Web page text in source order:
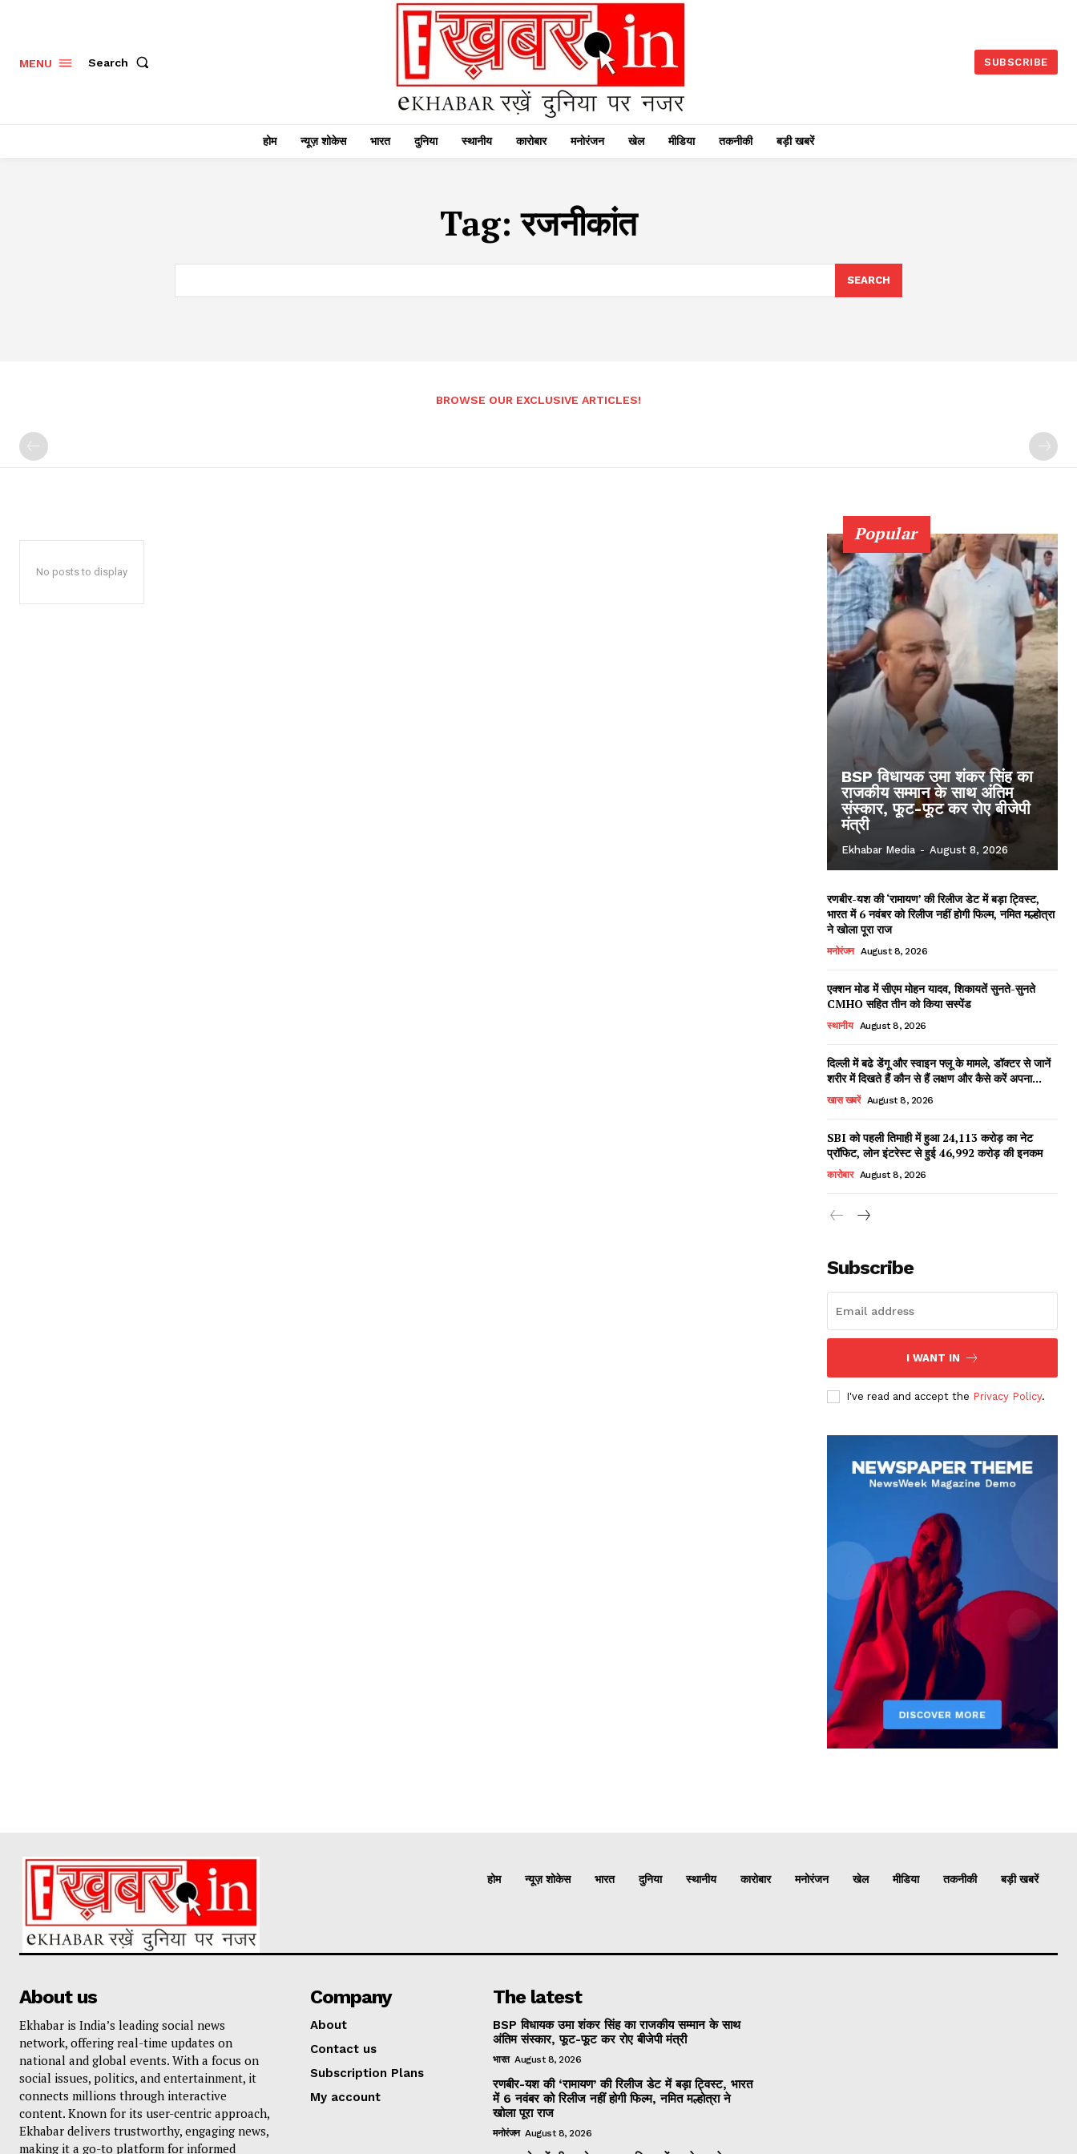
MENU Search SUBSCRIBE
होम न्यूज़ शोकेस भारत दुनिया स्थानीय कारोबार मनोरंजन खेल मीडिया तकनीकी बड़ी खबरें
Tag:रजनीकांत
SEARCH
BROWSE OUR EXCLUSIVE ARTICLES!
No posts to display
Popular
BSP विधायक उमा शंकर सिंह का
राजकीय सम्मान के साथ अंतिम
संस्कार, फूट-फूट कर रोए बीजेपी
मंत्री
Ekhabar Media - August 8, 2026
रणबीर-यश की ‘रामायण’ की रिलीज डेट में बड़ा ट्विस्ट,
भारत में 6 नवंबर को रिलीज नहीं होगी फिल्म, नमित मल्होत्रा
ने खोला पूरा राज
मनोरंजन August 8, 2026
एक्शन मोड में सीएम मोहन यादव, शिकायतें सुनते-सुनते
CMHO सहित तीन को किया सस्पेंड
स्थानीय August 8, 2026
दिल्ली में बढे डेंगू और स्वाइन फ्लू के मामले, डॉक्टर से जानें
शरीर में दिखते हैं कौन से हैं लक्षण और कैसे करें अपना...
खास खबरें August 8, 2026
SBI को पहली तिमाही में हुआ ₹24,113 करोड़ का नेट
प्रॉफिट, लोन इंटरेस्ट से हुई ₹46,992 करोड़ की इनकम
कारोबार August 8, 2026
Subscribe
I WANT IN
I've read and accept the Privacy Policy.
होम न्यूज़ शोकेस भारत दुनिया स्थानीय कारोबार मनोरंजन खेल मीडिया तकनीकी बड़ी खबरें
About us
Ekhabar is India’s leading social news
network, offering real-time updates on
national and global events. With a focus on
social issues, politics, and entertainment, it
connects millions through interactive
content. Known for its user-centric approach,
Ekhabar delivers trustworthy, engaging news,
making it a go-to platform for informed
Company
About
Contact us
Subscription Plans
My account
The latest
BSP विधायक उमा शंकर सिंह का राजकीय सम्मान के साथ
अंतिम संस्कार, फूट-फूट कर रोए बीजेपी मंत्री
भारत August 8, 2026
रणबीर-यश की ‘रामायण’ की रिलीज डेट में बड़ा ट्विस्ट, भारत
में 6 नवंबर को रिलीज नहीं होगी फिल्म, नमित मल्होत्रा ने
खोला पूरा राज
मनोरंजन August 8, 2026